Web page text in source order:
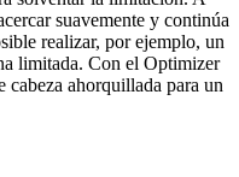
suavemente y continúa
realizar, por ejemplo, un
limitada. Con el Optimizer
cabeza ahorquillada para un